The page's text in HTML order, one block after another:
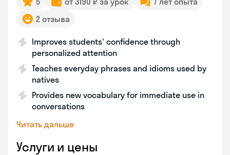
2 отзыва
Improves students' confidence through
personalized attention
Teaches everyday phrases and idioms used by
natives
Provides new vocabulary for immediate use in
conversations
Читать дальше
Услуги и цены